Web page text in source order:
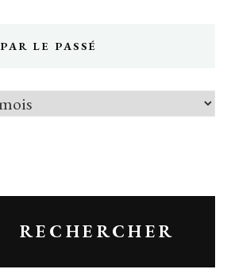
PAR LE PASSÉ
RECHERCHER